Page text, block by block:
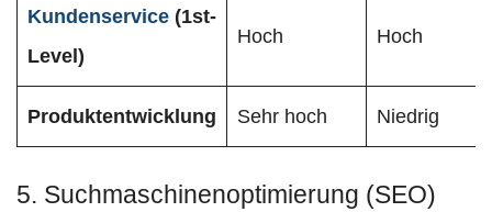
Kundenservice (1st-
Level)
Hoch Hoch
Produktentwicklung Sehr hoch Niedrig
5. Suchmaschinenoptimierung (SEO)